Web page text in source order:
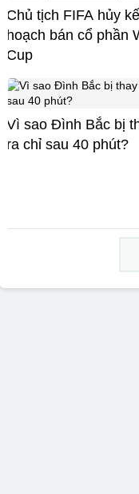
Chủ tịch FIFA hủy kế
hoạch bán cổ phần
Cup
Vì sao Đình Bắc bị
ra chỉ sau 40 phút?